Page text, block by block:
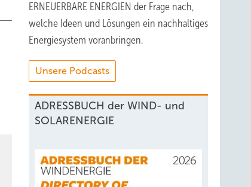
ERNEUERBARE ENERGIEN der Frage nach,
welche Ideen und Lösungen ein nachhaltiges
Energiesystem voranbringen.
Unsere Podcasts
ADRESSBUCH der WIND- und
SOLARENERGIE